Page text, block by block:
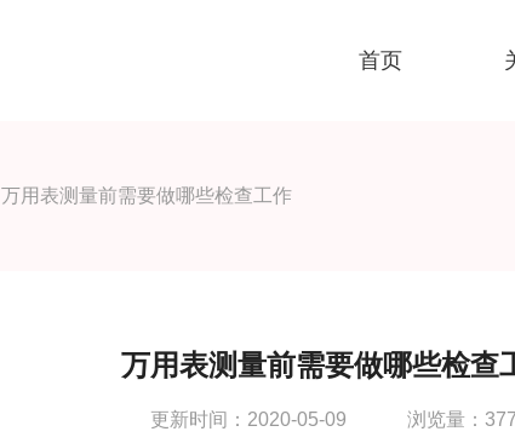
首页
万用表测量前需要做哪些检查工作
万用表测量前需要做哪些检查
更新时间：2020-05-09 浏览量：